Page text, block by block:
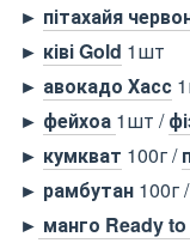
► пітахайя
► ківі Gold 1шт
► авокадо Хасс
► фейхоа 1шт /
► кумкват 100г /
► рамбутан 100г /
► манго Ready